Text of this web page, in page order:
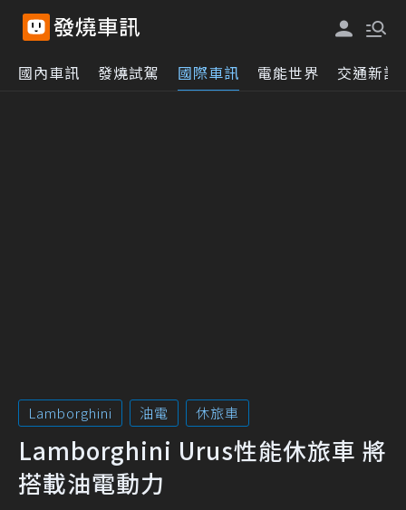
國內車訊 發燒試駕 國際車訊 電能世界 交通新訊
Lamborghini 油電 休旅車
Lamborghini Urus性能休旅車 將
搭載油電動力